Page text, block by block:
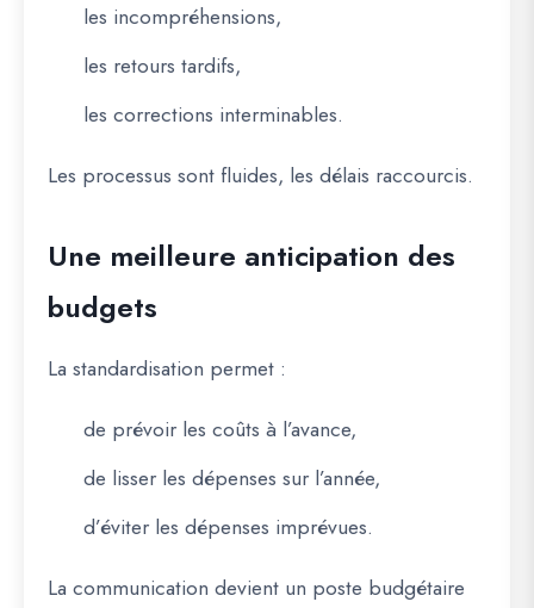
les incompréhensions,
les retours tardifs,
les corrections interminables.
Les processus sont fluides, les délais raccourcis.
Une meilleure anticipation des
budgets
La standardisation permet :
de prévoir les coûts à l’avance,
de lisser les dépenses sur l’année,
d’éviter les dépenses imprévues.
La communication devient un poste budgétaire